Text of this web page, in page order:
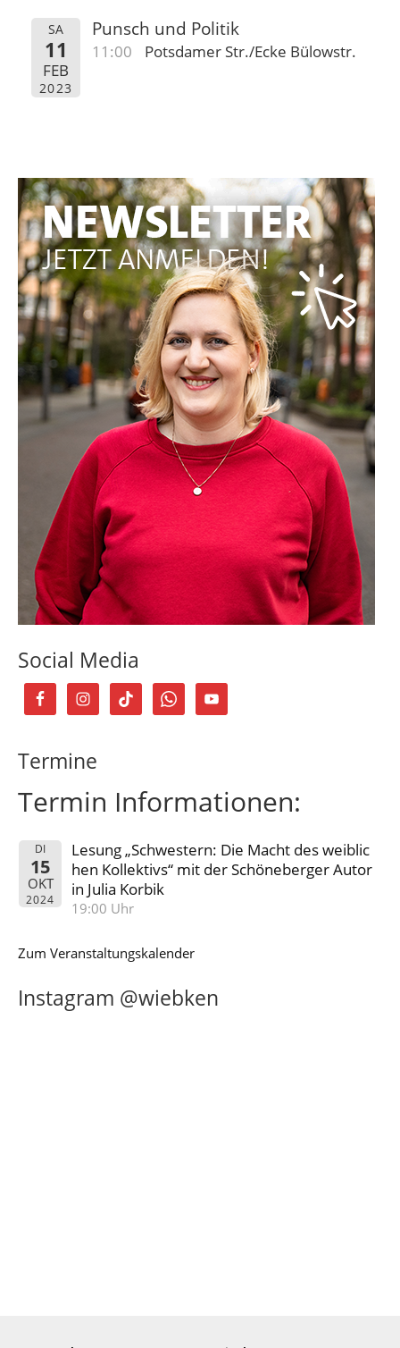
SA
11
FEB
2023
Punsch und Politik
11:00 Potsdamer Str./Ecke Bülowstr.
Social Media
Termine
Termin Informationen:
DI
15
OKT
2024
Lesung „Schwestern: Die Macht des weiblic
hen Kollektivs“ mit der Schöneberger Autor
in Julia Korbik
19:00 Uhr
Zum Veranstaltungskalender
Instagram @wiebken